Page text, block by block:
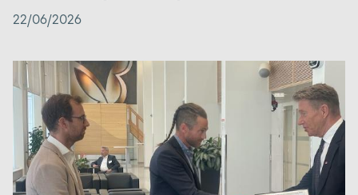
22/06/2026